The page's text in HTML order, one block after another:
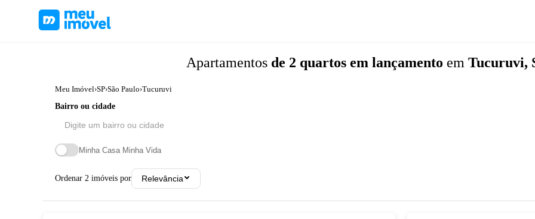
Apartamentos de 2 quartos em lançamento em Tucuruvi,
Meu Imóvel›SP›São Paulo›Tucuruvi
Bairro ou cidade
Minha Casa Minha Vida
Ordenar 2 imóveis por Relevância